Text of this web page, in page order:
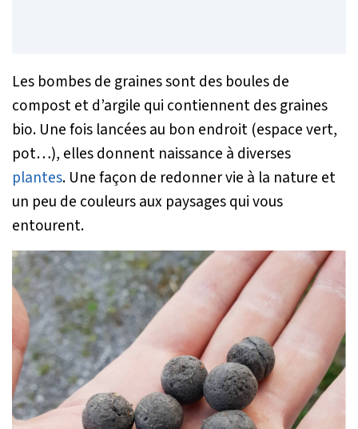
Les bombes de graines sont des boules de
compost et d’argile qui contiennent des graines
bio. Une fois lancées au bon endroit (espace vert,
pot…), elles donnent naissance à diverses
plantes. Une façon de redonner vie à la nature et
un peu de couleurs aux paysages qui vous
entourent.